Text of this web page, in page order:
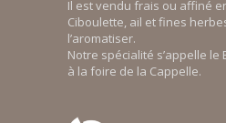
Il est vendu frais ou affiné
Ciboulette, ail et fines
l’aromatiser.
Notre spécialité s’appelle le
à la foire de la Cappelle.